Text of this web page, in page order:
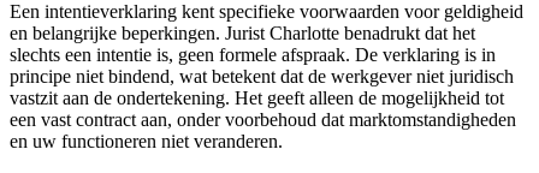
Een intentieverklaring kent specifieke voorwaarden voor geldigheid
en belangrijke beperkingen. Jurist Charlotte benadrukt dat het
slechts een intentie is, geen formele afspraak. De verklaring is in
principe niet bindend, wat betekent dat de werkgever niet juridisch
vastzit aan de ondertekening. Het geeft alleen de mogelijkheid tot
een vast contract aan, onder voorbehoud dat marktomstandigheden
en uw functioneren niet veranderen.